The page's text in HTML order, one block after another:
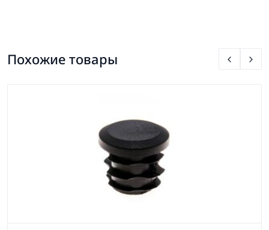
Похожие товары